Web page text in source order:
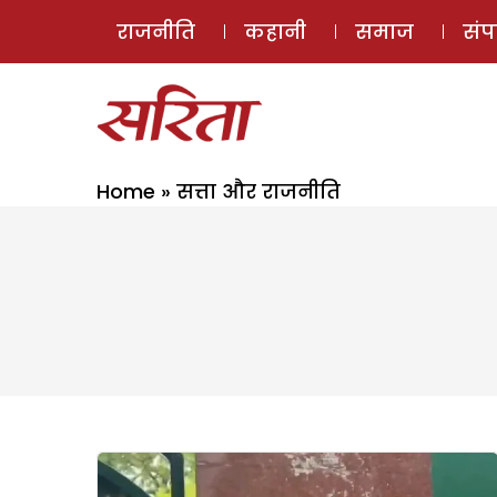
राजनीति कहानी समाज
Home » सत्ता और राजनीति